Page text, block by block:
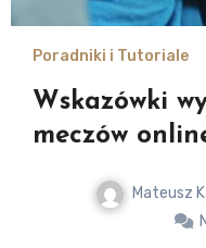
Poradniki i Tutoriale
Wskazówki
meczów
Mateusz